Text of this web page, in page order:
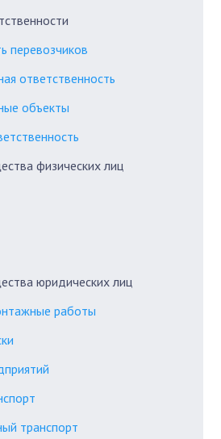
перевозчиков
ответственность
объекты
физических лиц
юридических лиц
работы
транспорт